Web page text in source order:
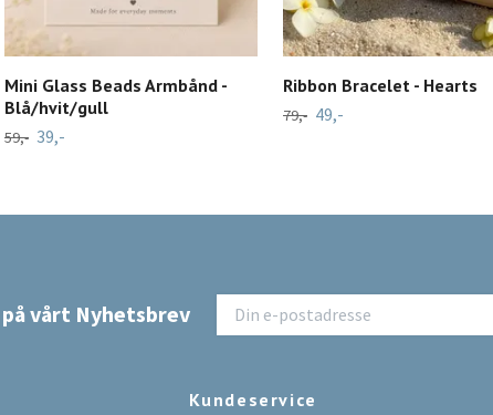
Mini Glass Beads Armbånd -
Blå/hvit/gull
59,- 39,-
Ribbon Bracelet - Hearts
79,- 49,-
vårt Nyhetsbrev
Kundeservice